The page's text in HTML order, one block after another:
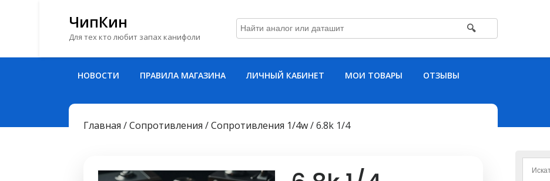
ЧипКин
Для тех кто любит запах канифоли
🔍
НОВОСТИ ПРАВИЛА МАГАЗИНА ЛИЧНЫЙ КАБИНЕТ МОИ ТОВАРЫ ОТЗЫВЫ
Главная /Сопротивления /Сопротивления 1/4w/ 6.8k 1/4